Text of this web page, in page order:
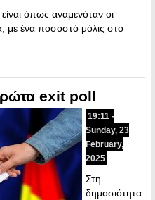
όπως αναμενόταν οι
με ένα ποσοστό μόλις στο
exit poll
19:11 -
Sunday, 23
February,
2025
Στη
δημοσιότητα